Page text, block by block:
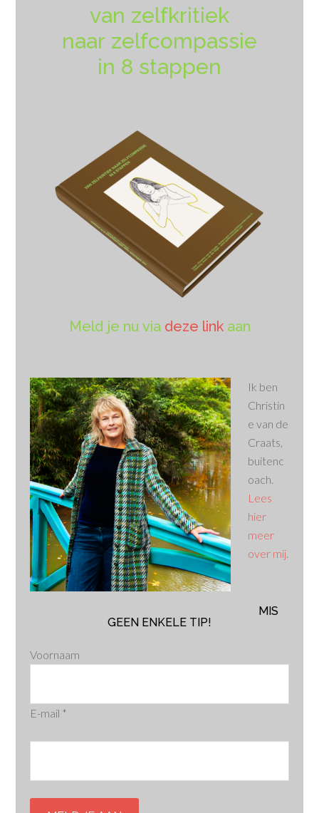
van zelfkritiek
naar zelfcompassie
in 8 stappen
Meld je nu via deze linkaan
Ik ben
Christin
e van de
Craats,
buitenc
oach.
Lees
hier
meer
over mij.
MIS
GEEN ENKELE TIP!
Voornaam
E-mail *